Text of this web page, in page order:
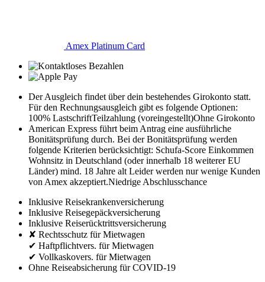
Amex Platinum Card
Der Ausgleich findet über dein bestehendes Girokonto statt.
Für den Rechnungsausgleich gibt es folgende Optionen:
100% LastschriftTeilzahlung (voreingestellt)Ohne Girokonto
American Express führt beim Antrag eine ausführliche
Bonitätsprüfung durch. Bei der Bonitätsprüfung werden
folgende Kriterien berücksichtigt: Schufa-Score Einkommen
Wohnsitz in Deutschland (oder innerhalb 18 weiterer EU
Länder) mind. 18 Jahre alt Leider werden nur wenige Kunden
von Amex akzeptiert.Niedrige Abschlusschance
Inklusive Reisekrankenversicherung
Inklusive Reisegepäckversicherung
Inklusive Reiserücktrittsversicherung
✘ Rechtsschutz für Mietwagen
✔ Haftpflichtvers. für Mietwagen
✔ Vollkaskovers. für Mietwagen
Ohne Reiseabsicherung für COVID-19